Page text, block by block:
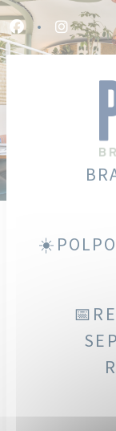
Personnalisation de
Facebook
☀️POLPO